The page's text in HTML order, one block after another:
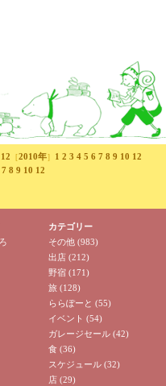
12 ［2010年］ 1 2 3 4 5 6 7 8 9 10 12
7 8 9 10 12
カテゴリー
その他 (983)
出店 (212)
野宿 (171)
旅 (128)
ららぽーと (55)
イベント (54)
ガレージセール (42)
食 (36)
スケジュール (32)
店 (29)